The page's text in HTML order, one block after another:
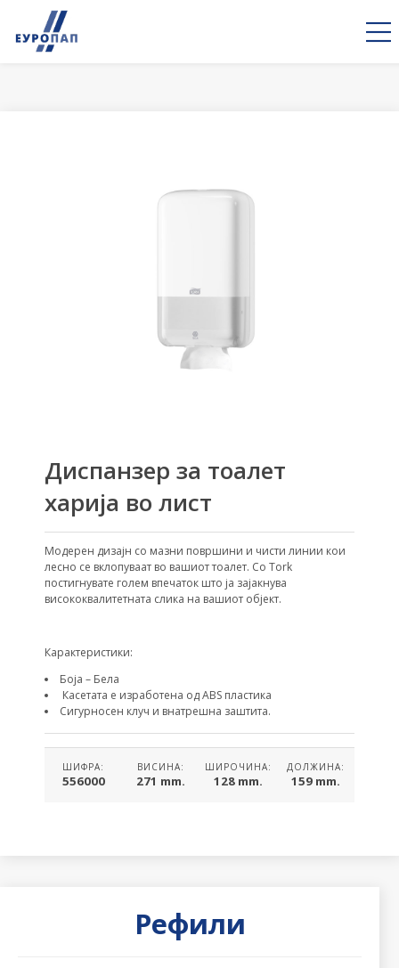
Диспанзер за тоалет
харија во лист
Модерен дизајн со мазни површини и чисти линии кои
лесно се вклопуваат во вашиот тоалет. Со Tork
постигнувате голем впечаток што ја зајакнува
висококвалитетната слика на вашиот објект.
Карактеристики:
Боја – Бела
Касетата е изработена од ABS пластика
Сигурносен клуч и внатрешна заштита.
ШИФРА:
556000
ВИСИНА:
271 mm.
ШИРОЧИНА:
128 mm.
ДОЛЖИНА:
159 mm.
Рефили